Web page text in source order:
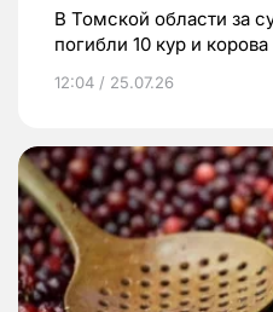
В Томской области за
погибли 10 кур и корова
12:04 / 25.07.26